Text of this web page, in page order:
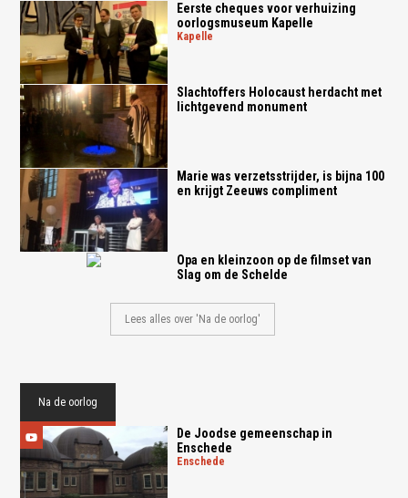
Eerste cheques voor verhuizing
oorlogsmuseum Kapelle
kapelle
Slachtoffers Holocaust herdacht met
lichtgevend monument
Marie was verzetsstrijder, is bijna 100
en krijgt Zeeuws compliment
Opa en kleinzoon op de filmset van
Slag om de Schelde
Lees alles over 'Na de oorlog'
Na de oorlog
De Joodse gemeenschap in
Enschede
enschede